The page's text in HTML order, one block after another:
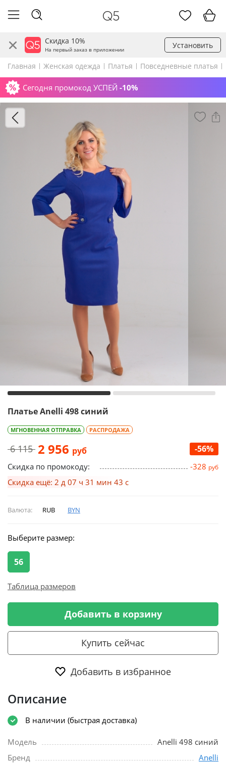
Скидка 10%
На первый заказ в приложении Установить
Главная Женская одежда Платья Повседневные платья
Сегодня промокод УСПЕЙ -10%
Платье Anelli 498 синий
МГНОВЕННАЯ ОТПРАВКА РАСПРОДАЖА
6 115 2 956 руб -56%
Скидка по промокоду: -328 руб
Скидка ещё: 2 д 07 ч 31 мин 42 с
Валюта: RUB BYN
Выберите размер:
56
Таблица размеров
Добавить в корзину
Купить сейчас
Добавить в избранное
Описание
В наличии (быстрая доставка)
Модель
Anelli 498 синий
Бренд
Anelli